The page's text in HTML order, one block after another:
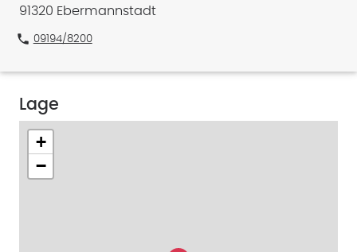
91320 Ebermannstadt
phone 09194/8200
Lage
+
−